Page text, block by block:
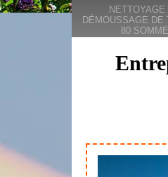
NETTOYAGE
DÉMOUSSAGE DE
80 SOMME